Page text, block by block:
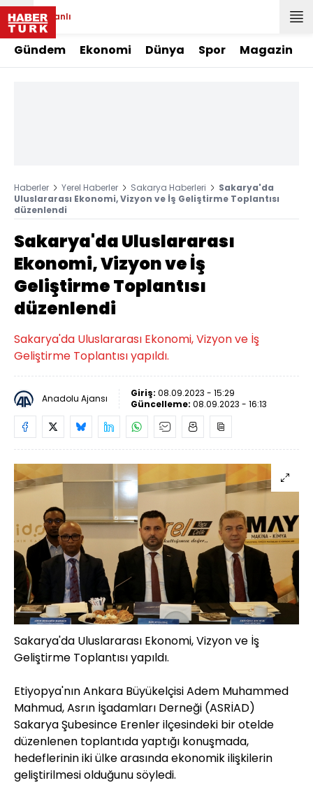
Canlı
Gündem Ekonomi Dünya Spor Magazin
Haberler Yerel Haberler Sakarya Haberleri
Sakarya'da
Uluslararası Ekonomi, Vizyon ve İş Geliştirme Toplantısı
düzenlendi
Sakarya'da Uluslararası
Ekonomi, Vizyon ve İş
Geliştirme Toplantısı
düzenlendi
Sakarya'da Uluslararası Ekonomi, Vizyon ve İş
Geliştirme Toplantısı yapıldı.
Anadolu Ajansı Giriş: 08.09.2023 - 15:29
Güncelleme: 08.09.2023 - 16:13
Sakarya'da Uluslararası Ekonomi, Vizyon ve İş
Geliştirme Toplantısı yapıldı.
Etiyopya'nın Ankara Büyükelçisi Adem Muhammed
Mahmud, Asrın İşadamları Derneği (ASRİAD)
Sakarya Şubesince Erenler ilçesindeki bir otelde
düzenlenen toplantıda yaptığı konuşmada,
hedeflerinin iki ülke arasında ekonomik ilişkilerin
geliştirilmesi olduğunu söyledi.